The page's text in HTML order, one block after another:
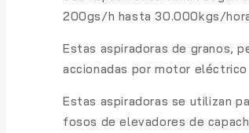
200gs/h hasta 30.000kgs/
Estas aspiradoras de granos,
accionadas por motor
Estas aspiradoras se utilizan
fosos de elevadores de